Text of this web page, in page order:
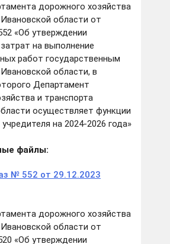
дорожного хозяйства
области от
«Об утверждении
на выполнение
работ государственным
области, в
Департамент
и транспорта
осуществляет функции
на 2024-2026 года»
файлы:
№ 552 от 29.12.2023
дорожного хозяйства
области от
«Об утверждении